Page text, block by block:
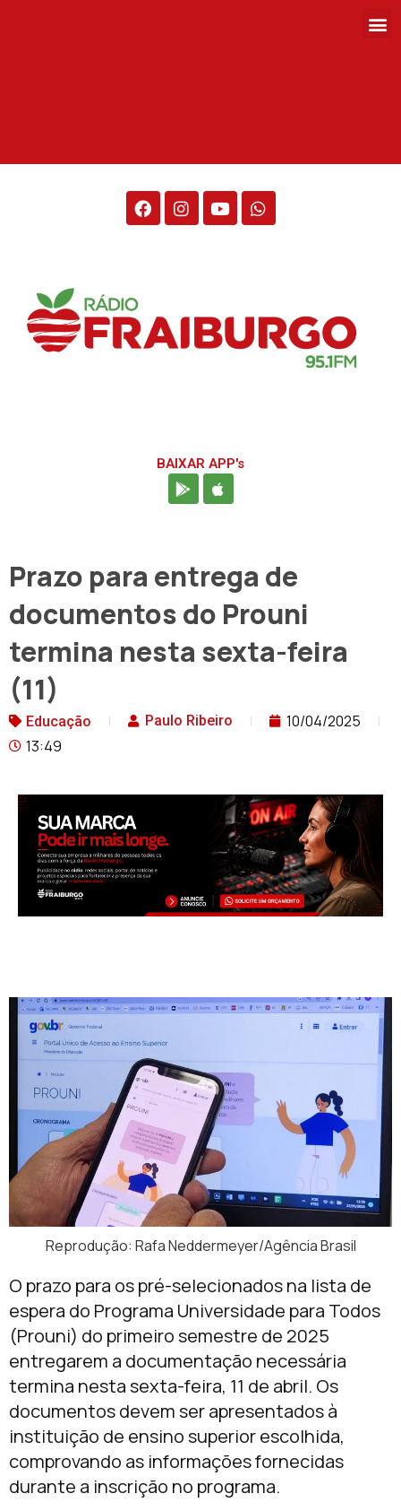
BAIXAR APP's
Prazo para entrega de
documentos do Prouni
termina nesta sexta-feira
(11)
Educação Paulo Ribeiro
10/04/2025
13:49
Reprodução: Rafa Neddermeyer/Agência Brasil
O prazo para os pré-selecionados na lista de
espera do Programa Universidade para Todos
(Prouni) do primeiro semestre de 2025
entregarem a documentação necessária
termina nesta sexta-feira, 11 de abril. Os
documentos devem ser apresentados à
instituição de ensino superior escolhida,
comprovando as informações fornecidas
durante a inscrição no programa.